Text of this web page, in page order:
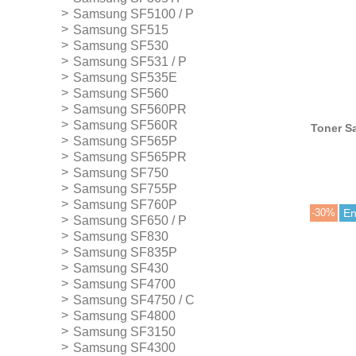
Samsung SF5100 / P
Samsung SF515
Samsung SF530
Samsung SF531 / P
Samsung SF535E
Samsung SF560
Samsung SF560PR
Samsung SF560R
Samsung SF565P
Samsung SF565PR
Samsung SF750
Samsung SF755P
Samsung SF760P
Samsung SF650 / P
Samsung SF830
Samsung SF835P
Samsung SF430
Samsung SF4700
Samsung SF4750 / C
Samsung SF4800
Samsung SF3150
Samsung SF4300
Toner
Negro
-30%